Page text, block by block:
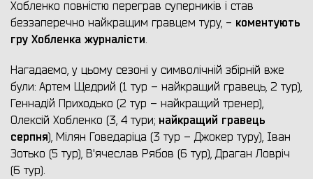
Хобленко повністю переграв суперників і став
беззаперечно найкращим гравцем туру, - коментують
гру Хобленка журналісти.
Нагадаємо, у цьому сезоні у символічній збірній вже
були: Артем Щедрий (1 тур – найкращий гравець, 2 тур),
Геннадій Приходько (2 тур – найкращий тренер),
Олексій Хобленко (3, 4 тури; найкращий гравець
серпня), Мілян Говедаріца (3 тур – Джокер туру), Іван
Зотько (5 тур), В'ячеслав Рябов (6 тур), Драган Ловріч
(6 тур).